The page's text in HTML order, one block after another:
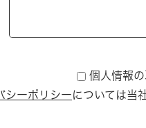
個人情報
シーポリシーについては当